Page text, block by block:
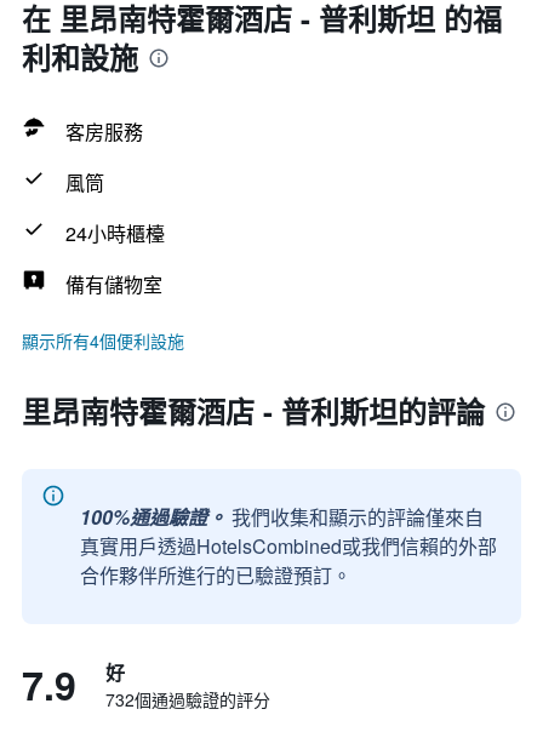
在 里昂南特霍爾酒店 - 普利斯坦 的福
利和設施
客房服務
風筒
24小時櫃檯
備有儲物室
顯示所有4個便利設施
里昂南特霍爾酒店 - 普利斯坦的評論
100%通過驗證。 我們收集和顯示的評論僅來自
真實用戶透過HotelsCombined或我們信賴的外部
合作夥伴所進行的已驗證預訂。
7.9 好
732個通過驗證的評分